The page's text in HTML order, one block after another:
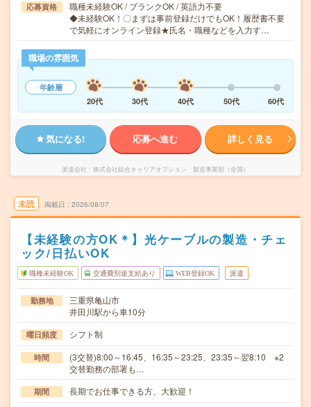
応募資格
職種未経験OK / ブランクOK / 英語力不要
◆未経験OK！〇まずは事前登録だけでもOK！履歴書不要
で気軽にオンライン登録★氏名・職種などを入力す…
職場の雰囲気
年齢層
20代
30代 40代 50代 60代
気になる! 応募へ進む 詳しく見る
派遣会社 株式会社綜合キャリアオプション 製造事業部（全国）
未読 掲載日 2026/08/07
【未経験の方OK＊】光ケーブルの製造・チェ
ック/日払いOK
職種未経験OK 交通費別途支給あり WEB登録OK 派遣
勤務地
三重県亀山市
井田川駅から車10分
曜日頻度 シフト制
時間
(3交替)8:00～16:45、16:35～23:25、23:35～翌8:10 ※2
交替勤務の部署も…
期間 長期でお仕事できる方、大歓迎！